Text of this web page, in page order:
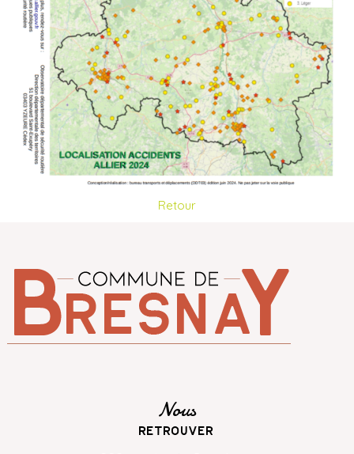
Retour
Nous
retrouver